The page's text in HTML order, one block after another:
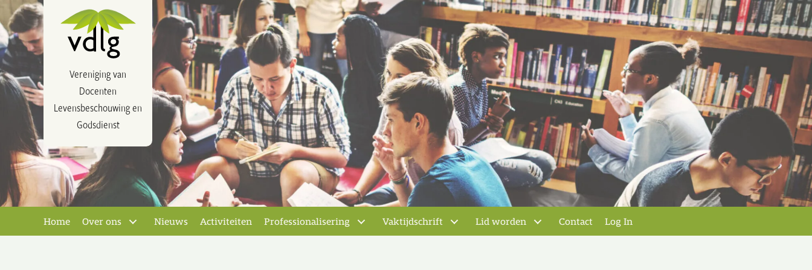
Vereniging van
Docenten
Levensbeschouwing en
Godsdienst
Home Over ons Nieuws Activiteiten Professionalisering Vaktijdschrift Lid worden Contact Log In